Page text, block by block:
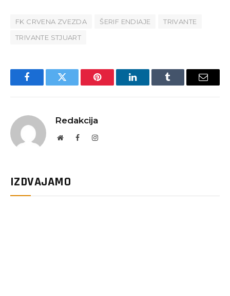
FK CRVENA ZVEZDA ŠERIF ENDIAJE
TRIVANTE
TRIVANTE STJUART
FacebookTwitter Pinterest LinkedInTumblr Email
Redakcija
WebsiteFacebookInstagram
IZDVAJAMO